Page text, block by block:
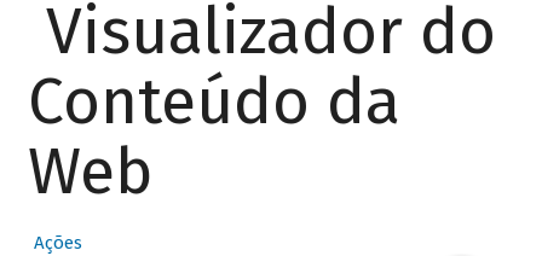
Visualizador do
Conteúdo da
Web
Ações